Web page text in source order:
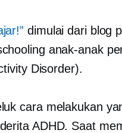
dimulai dari blog
anak-anak
Disorder).
cara melakukan
ADHD. Saat